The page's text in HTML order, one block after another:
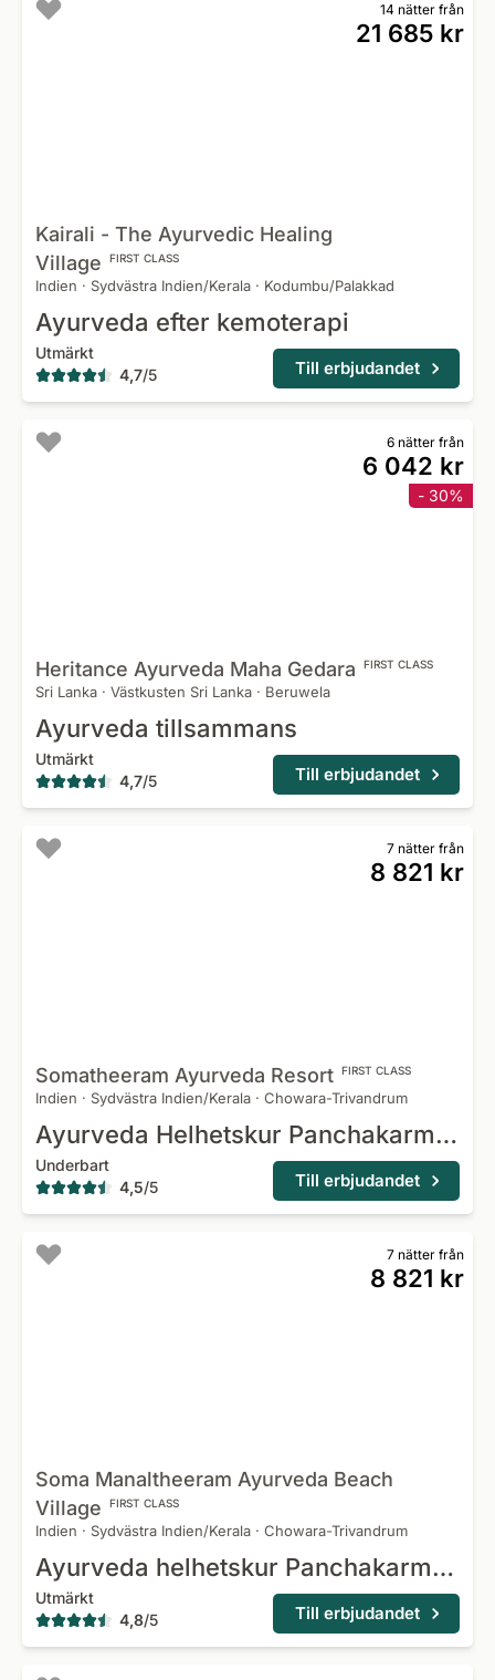
14 nätter från
21 685 kr
Kairali - The Ayurvedic Healing
Village
FIRST CLASS
Indien · Sydvästra Indien/Kerala · Kodumbu/Palakkad
Ayurveda efter kemoterapi
Utmärkt
4,7/5 Till erbjudandet
6 nätter från
6 042 kr
- 30%
Heritance Ayurveda Maha Gedara FIRST CLASS
Sri Lanka · Västkusten Sri Lanka · Beruwela
Ayurveda tillsammans
Utmärkt
4,7/5 Till erbjudandet
7 nätter från
8 821 kr
Somatheeram Ayurveda Resort FIRST CLASS
Indien · Sydvästra Indien/Kerala · Chowara-Trivandrum
Ayurveda Helhetskur Panchakarma & Rasayana
Underbart
4,5/5 Till erbjudandet
7 nätter från
8 821 kr
Soma Manaltheeram Ayurveda Beach
Village
FIRST CLASS
Indien · Sydvästra Indien/Kerala · Chowara-Trivandrum
Ayurveda helhetskur Panchakarma & Rasayana
Utmärkt
4,8/5 Till erbjudandet